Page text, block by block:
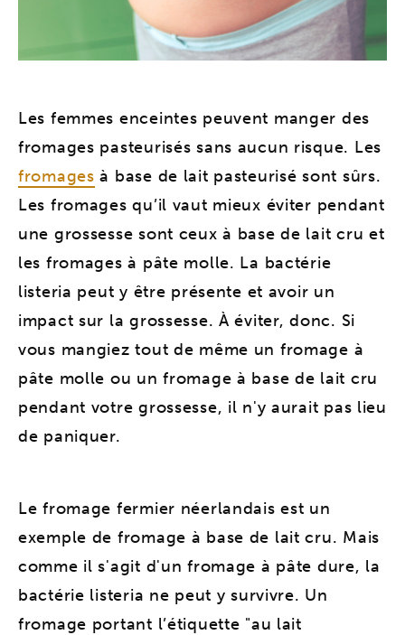
Les femmes enceintes peuvent manger des
fromages pasteurisés sans aucun risque. Les
fromages à base de lait pasteurisé sont sûrs.
Les fromages qu’il vaut mieux éviter pendant
une grossesse sont ceux à base de lait cru et
les fromages à pâte molle. La bactérie
listeria peut y être présente et avoir un
impact sur la grossesse. À éviter, donc. Si
vous mangiez tout de même un fromage à
pâte molle ou un fromage à base de lait cru
pendant votre grossesse, il n'y aurait pas lieu
de paniquer.
Le fromage fermier néerlandais est un
exemple de fromage à base de lait cru. Mais
comme il s'agit d'un fromage à pâte dure, la
bactérie listeria ne peut y survivre. Un
fromage portant l’étiquette "au lait